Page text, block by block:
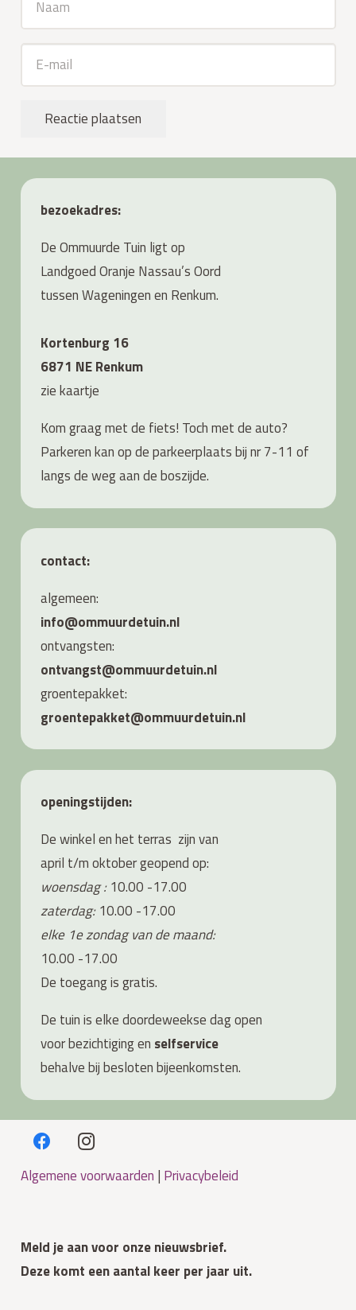
Reactie plaatsen
bezoekadres:
De Ommuurde Tuin ligt op
Landgoed Oranje Nassau’s Oord
tussen Wageningen en Renkum.
Kortenburg 16
6871 NE Renkum
ziekaartje
Kom graag met de fiets! Toch met de auto?
Parkeren kan op de parkeerplaats bij nr 7-11 of
langs de weg aan de boszijde.
contact:
algemeen:
info@ommuurdetuin.nl
ontvangsten:
ontvangst@ommuurdetuin.nl
groentepakket:
groentepakket@ommuurdetuin.nl
openingstijden:
De winkel en het terras zijn van
april t/m oktober geopend op:
woensdag :10.00 -17.00
zaterdag: 10.00 -17.00
elke 1e zondag van de maand:
10.00 -17.00
De toegang is gratis.
De tuin is elke doordeweekse dag open
voor bezichtiging en selfservice
behalve bij besloten bijeenkomsten.
Algemene voorwaarden | Privacybeleid
Meld je aan voor onze nieuwsbrief.
Deze komt een aantal keer per jaar uit.